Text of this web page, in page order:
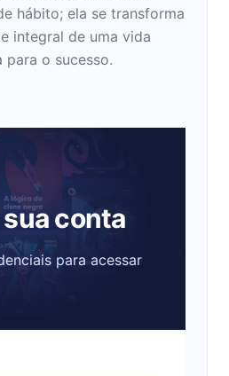
hábito; ela se transforma
integral de uma vida
o sucesso.
conta
para acessar